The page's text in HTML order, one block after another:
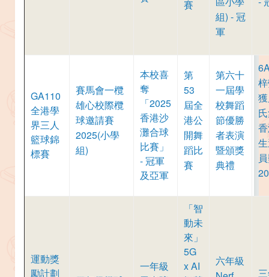
賽
組) - 冠
軍
GA110
全港學
界三人
籃球錦
標賽
賽馬會一欖
雄心校際欖
球邀請賽
2025(小學
組)
本校喜
奪
「2025
香港沙
灘合球
比賽」
- 冠軍
及亞軍
第
53
屆全
港公
開舞
蹈比
賽
第六十
一屆學
校舞蹈
節優勝
者表演
暨頒獎
典禮
運動獎
勵計劃
一年級
「智
動未
來」
5G
x AI
六年級